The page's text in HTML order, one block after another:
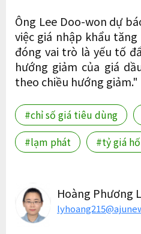
Ông Lee Doo-won dự
việc giá nhập khẩu
đóng vai trò là yếu tố
hướng giảm của giá
theo chiều hướng giảm."
#chỉ số giá tiêu dùng
#lạm phát
#tỷ giá
Hoàng Phương